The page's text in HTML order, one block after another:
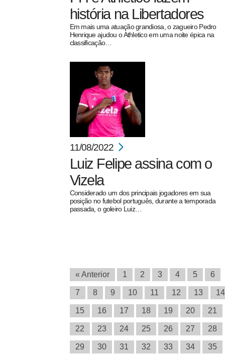
história na Libertadores
Em mais uma atuação grandiosa, o zagueiro Pedro
Henrique ajudou o Athletico em uma noite épica na
classificação…
11/08/2022
Luiz Felipe assina com o
Vizela
Considerado um dos principais jogadores em sua
posição no futebol português, durante a temporada
passada, o goleiro Luiz…
« Anterior 1 2 3 4 5 6
7 8 9 10 11 12 13 14
15 16 17 18 19 20 21
22 23 24 25 26 27 28
29 30 31 32 33 34 35